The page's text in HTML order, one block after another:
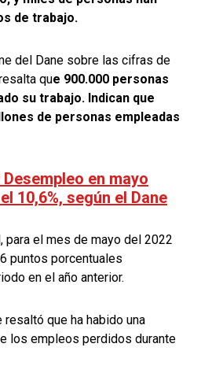
de trabajo.
del Dane sobre las cifras de
que 900.000 personas
su trabajo. Indican que
de personas empleadas
Desempleo en mayo
10,6%, según el Dane
para el mes de mayo del 2022
puntos porcentuales
en el año anterior.
que ha habido una
los empleos perdidos durante